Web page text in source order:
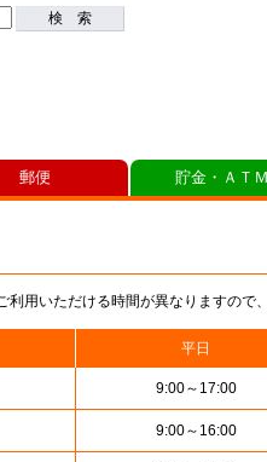
検 索
用いただける時間が異なりますので
平日
9:00～17:00
9:00～16:00
郵便 貯金・ＡＴ